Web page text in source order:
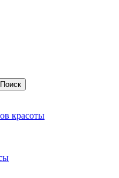
Поиск
красоты